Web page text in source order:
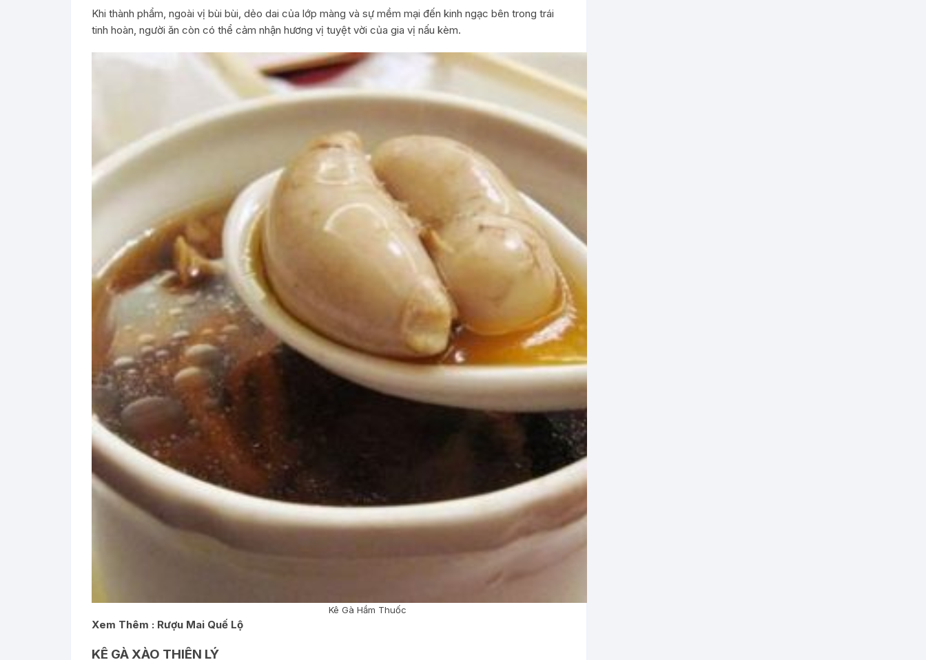
Khi thành phẩm, ngoài vị bùi bùi, dẻo dai của lớp màng và sự mềm mại đến kinh ngạc bên trong trái
tinh hoàn, người ăn còn có thể cảm nhận hương vị tuyệt vời của gia vị nấu kèm.
Kê Gà Hầm Thuốc
Xem Thêm : Rượu Mai Quế Lộ
KÊ GÀ XÀO THIÊN LÝ